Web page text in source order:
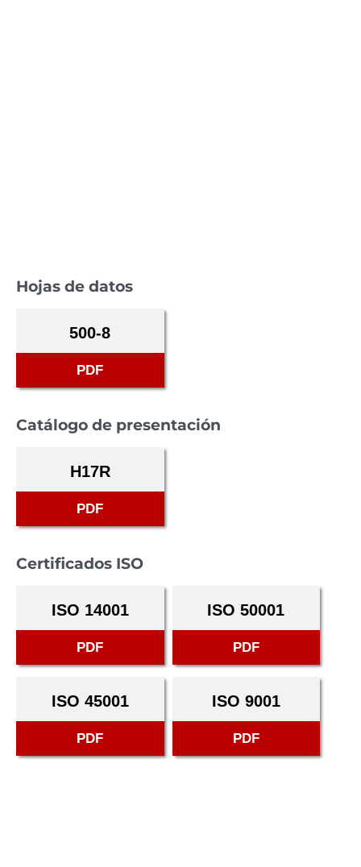
Hojas de datos
500-8
PDF
Catálogo de presentación
H17R
PDF
Certificados ISO
ISO 14001
PDF
ISO 50001
PDF
ISO 45001
PDF
ISO 9001
PDF